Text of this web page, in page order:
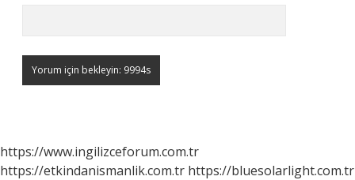
https://www.ingilizceforum.com.tr
https://etkindanismanlik.com.tr https://bluesolarlight.com.tr